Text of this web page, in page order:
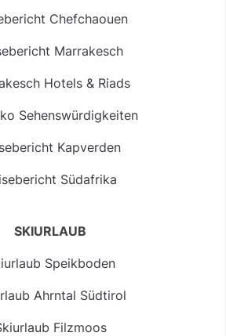
Chefchaouen
Marrakesch
Hotels & Riads
Sehenswürdigkeiten
Kapverden
Südafrika
SKIURLAUB
Speikboden
Ahrntal Südtirol
Filzmoos